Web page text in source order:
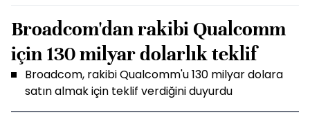
Broadcom'dan rakibi Qualcomm
için 130 milyar dolarlık teklif
Broadcom, rakibi Qualcomm'u 130 milyar dolara
satın almak için teklif verdiğini duyurdu